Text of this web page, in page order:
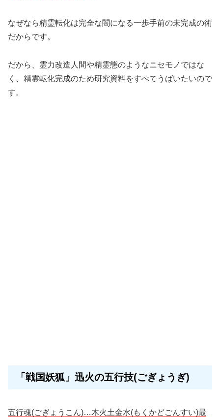
なぜなら精霊転化は完全な闇になる一歩手前の未完成の術
だからです。
だから、霊力改造人間や精霊態のようなニセモノではな
く、精霊転化完成のため研究資料をすべてうばいたいので
す。
「戦国妖狐」迅火の五行技(ごぎょうぎ)
五行魂(ごぎょうこん)…木火土金水(もくかどごんすい)最